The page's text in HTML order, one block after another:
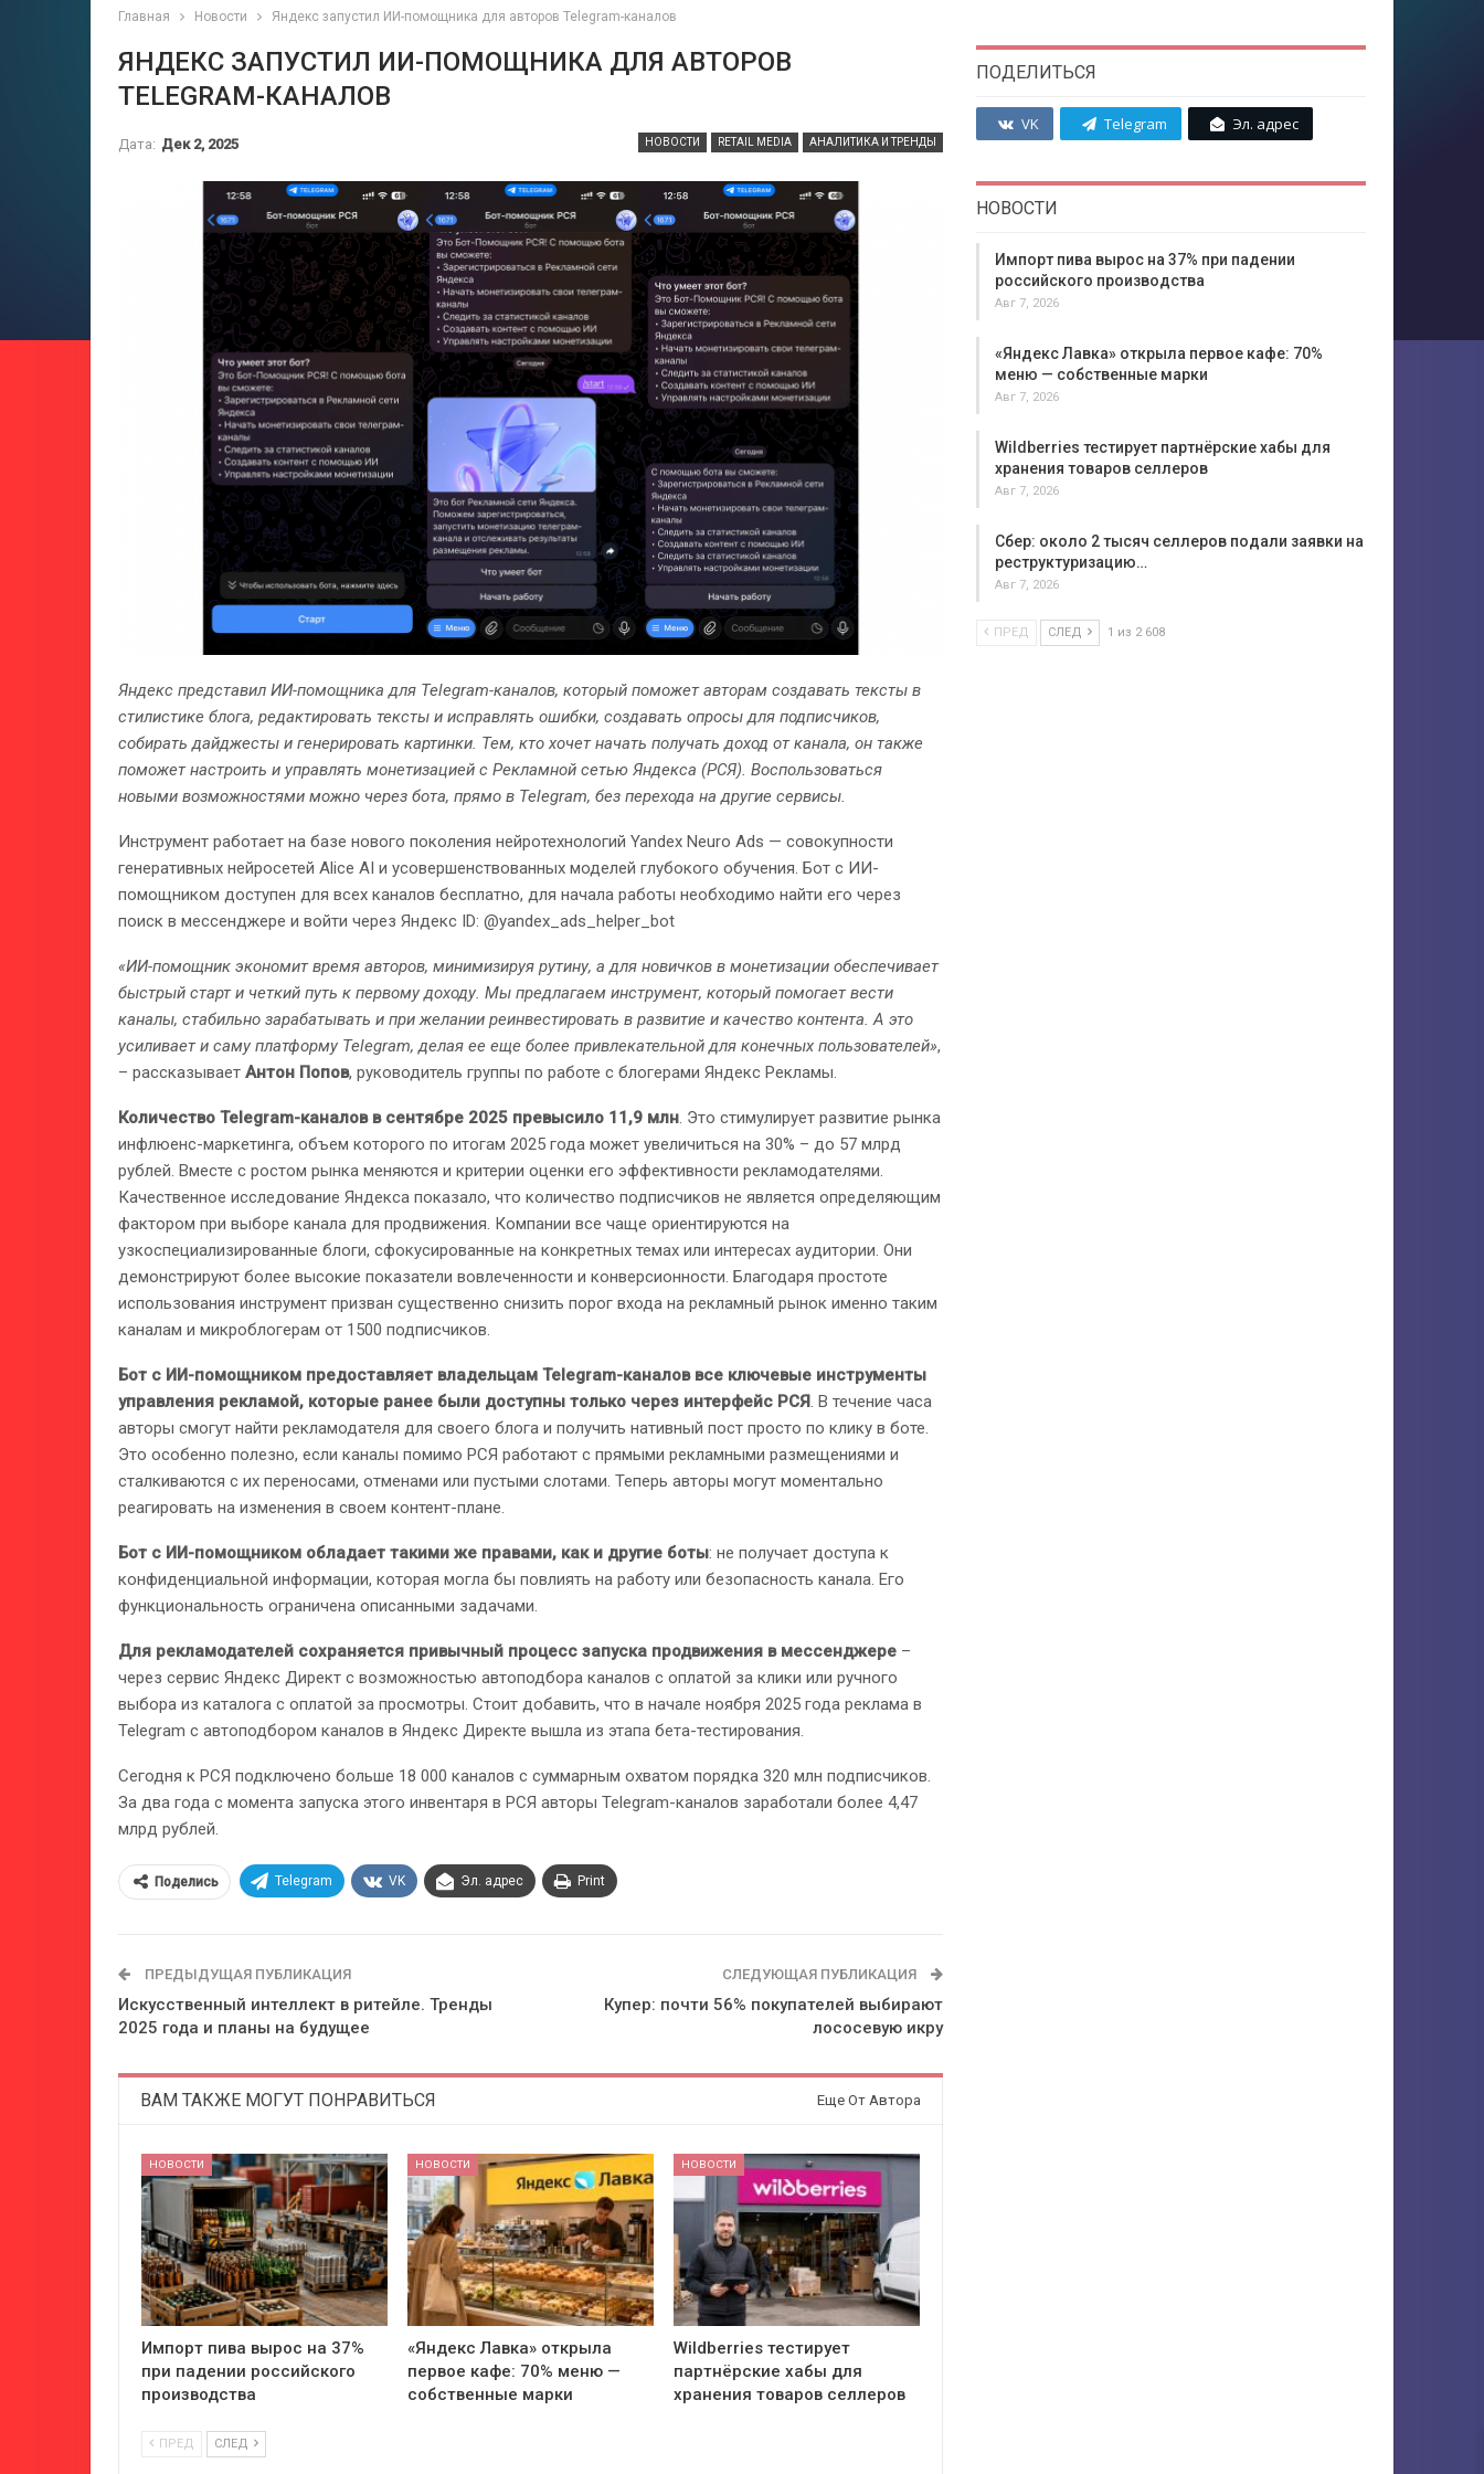
Главная Новости Яндекс запустил ИИ-помощника для авторов Telegram-каналов
ЯНДЕКС ЗАПУСТИЛ ИИ-ПОМОЩНИКА ДЛЯ АВТОРОВ
TELEGRAM-КАНАЛОВ
НОВОСТИ RETAIL MEDIA АНАЛИТИКА И ТРЕНДЫ
Дата: Дек 2, 2025
Яндекс представил ИИ-помощника для Telegram-каналов, который поможет авторам создавать тексты в
стилистике блога, редактировать тексты и исправлять ошибки, создавать опросы для подписчиков,
собирать дайджесты и генерировать картинки. Тем, кто хочет начать получать доход от канала, он также
поможет настроить и управлять монетизацией с Рекламной сетью Яндекса (РСЯ). Воспользоваться
новыми возможностями можно через бота, прямо в Telegram, без перехода на другие сервисы.
Инструмент работает на базе нового поколения нейротехнологий Yandex Neuro Ads — совокупности
генеративных нейросетей Alice AI и усовершенствованных моделей глубокого обучения. Бот с ИИ-
помощником доступен для всех каналов бесплатно, для начала работы необходимо найти его через
поиск в мессенджере и войти через Яндекс ID: @yandex_ads_helper_bot
«ИИ-помощник экономит время авторов, минимизируя рутину, а для новичков в монетизации обеспечивает
быстрый старт и четкий путь к первому доходу. Мы предлагаем инструмент, который помогает вести
каналы, стабильно зарабатывать и при желании реинвестировать в развитие и качество контента. А это
усиливает и саму платформу Telegram, делая ее еще более привлекательной для конечных пользователей»,
– рассказывает Антон Попов, руководитель группы по работе с блогерами Яндекс Рекламы.
Количество Telegram-каналов в сентябре 2025 превысило 11,9 млн. Это стимулирует развитие рынка
инфлюенс-маркетинга, объем которого по итогам 2025 года может увеличиться на 30% – до 57 млрд
рублей. Вместе с ростом рынка меняются и критерии оценки его эффективности рекламодателями.
Качественное исследование Яндекса показало, что количество подписчиков не является определяющим
фактором при выборе канала для продвижения. Компании все чаще ориентируются на
узкоспециализированные блоги, сфокусированные на конкретных темах или интересах аудитории. Они
демонстрируют более высокие показатели вовлеченности и конверсионности. Благодаря простоте
использования инструмент призван существенно снизить порог входа на рекламный рынок именно таким
каналам и микроблогерам от 1500 подписчиков.
Бот с ИИ-помощником предоставляет владельцам Telegram-каналов все ключевые инструменты
управления рекламой, которые ранее были доступны только через интерфейс РСЯ. В течение часа
авторы смогут найти рекламодателя для своего блога и получить нативный пост просто по клику в боте.
Это особенно полезно, если каналы помимо РСЯ работают с прямыми рекламными размещениями и
сталкиваются с их переносами, отменами или пустыми слотами. Теперь авторы могут моментально
реагировать на изменения в своем контент-плане.
Бот с ИИ-помощником обладает такими же правами, как и другие боты: не получает доступа к
конфиденциальной информации, которая могла бы повлиять на работу или безопасность канала. Его
функциональность ограничена описанными задачами.
Для рекламодателей сохраняется привычный процесс запуска продвижения в мессенджере –
через сервис Яндекс Директ с возможностью автоподбора каналов с оплатой за клики или ручного
выбора из каталога с оплатой за просмотры. Стоит добавить, что в начале ноября 2025 года реклама в
Telegram c автоподбором каналов в Яндекс Директе вышла из этапа бета-тестирования.
Сегодня к РСЯ подключено больше 18 000 каналов с суммарным охватом порядка 320 млн подписчиков.
За два года с момента запуска этого инвентаря в РСЯ авторы Telegram-каналов заработали более 4,47
млрд рублей.
Поделись Telegram VK Эл. адрес Print
ПРЕДЫДУЩАЯ ПУБЛИКАЦИЯ
Искусственный интеллект в ритейле. Тренды
2025 года и планы на будущее
СЛЕДУЮЩАЯ ПУБЛИКАЦИЯ
Купер: почти 56% покупателей выбирают
лососевую икру
ВАМ ТАКЖЕ МОГУТ ПОНРАВИТЬСЯ Еще От Автора
НОВОСТИ
Импорт пива вырос на 37%
при падении российского
производства
НОВОСТИ
«Яндекс Лавка» открыла
первое кафе: 70% меню —
собственные марки
НОВОСТИ
Wildberries тестирует
партнёрские хабы для
хранения товаров селлеров
ПРЕД СЛЕД
ПОДЕЛИТЬСЯ
VK Telegram Эл. адрес
НОВОСТИ
Импорт пива вырос на 37% при падении
российского производства
Авг 7, 2026
«Яндекс Лавка» открыла первое кафе: 70%
меню — собственные марки
Авг 7, 2026
Wildberries тестирует партнёрские хабы для
хранения товаров селлеров
Авг 7, 2026
Сбер: около 2 тысяч селлеров подали заявки на
реструктуризацию…
Авг 7, 2026
ПРЕД СЛЕД 1 из 2 608